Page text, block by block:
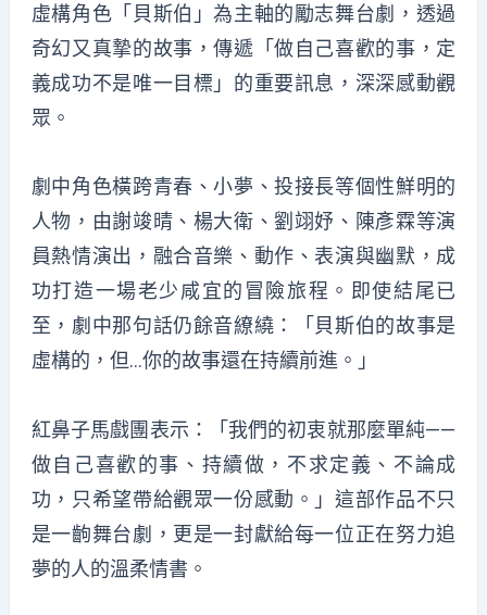
虛構角色「貝斯伯」為主軸的勵志舞台劇，透過
奇幻又真摯的故事，傳遞「做自己喜歡的事，定
義成功不是唯一目標」的重要訊息，深深感動觀
眾。
劇中角色橫跨青春、小夢、投接長等個性鮮明的
人物，由謝竣晴、楊大衛、劉翊妤、陳彥霖等演
員熱情演出，融合音樂、動作、表演與幽默，成
功打造一場老少咸宜的冒險旅程。即使結尾已
至，劇中那句話仍餘音繚繞：「貝斯伯的故事是
虛構的，但…你的故事還在持續前進。」
紅鼻子馬戲團表示：「我們的初衷就那麼單純——
做自己喜歡的事、持續做，不求定義、不論成
功，只希望帶給觀眾一份感動。」這部作品不只
是一齣舞台劇，更是一封獻給每一位正在努力追
夢的人的溫柔情書。